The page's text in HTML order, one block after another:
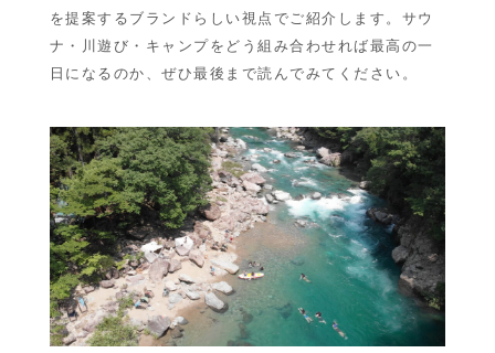
を提案するブランドらしい視点でご紹介します。サウ
ナ・川遊び・キャンプをどう組み合わせれば最高の一
日になるのか、ぜひ最後まで読んでみてください。